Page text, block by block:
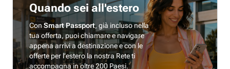
Quando sei all'estero
ConSmart Passport, già incluso nella
tua offerta, puoi chiamare e navigare
appena arrivi a destinazione e con le
offerte per l’estero la nostra Rete ti
accompagna in oltre 200 Paesi.